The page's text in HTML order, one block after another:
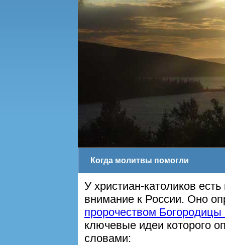
Когда молитвы помогли
У христиан-католиков
внимание к России. Оно
пророчеством
ключевые идеи которого
словами: